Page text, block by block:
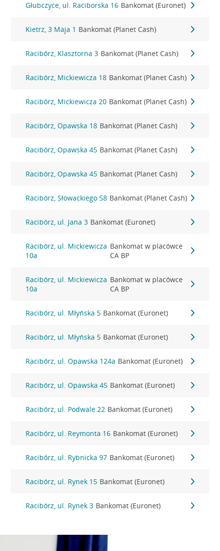
Głubczyce, ul. Raciborska 16 Bankomat (Euronet)
Kietrz, 3 Maja 1 Bankomat (Planet Cash)
Racibórz, Klasztorna 3 Bankomat (Planet Cash)
Racibórz, Mickiewicza 18 Bankomat (Planet Cash)
Racibórz, Mickiewicza 20 Bankomat (Planet Cash)
Racibórz, Opawska 18 Bankomat (Planet Cash)
Racibórz, Opawska 45 Bankomat (Planet Cash)
Racibórz, Opawska 45 Bankomat (Planet Cash)
Racibórz, Słowackiego 58 Bankomat (Planet Cash)
Racibórz, ul. Jana 3 Bankomat (Euronet)
Racibórz, ul. Mickiewicza
10a
Bankomat w placówce
CA BP
Racibórz, ul. Mickiewicza
10a
Bankomat w placówce
CA BP
Racibórz, ul. Młyńska 5 Bankomat (Euronet)
Racibórz, ul. Młyńska 5 Bankomat (Euronet)
Racibórz, ul. Opawska 124a Bankomat (Euronet)
Racibórz, ul. Opawska 45 Bankomat (Euronet)
Racibórz, ul. Podwale 22 Bankomat (Euronet)
Racibórz, ul. Reymonta 16 Bankomat (Euronet)
Racibórz, ul. Rybnicka 97 Bankomat (Euronet)
Racibórz, ul. Rynek 15 Bankomat (Euronet)
Racibórz, ul. Rynek 3 Bankomat (Euronet)